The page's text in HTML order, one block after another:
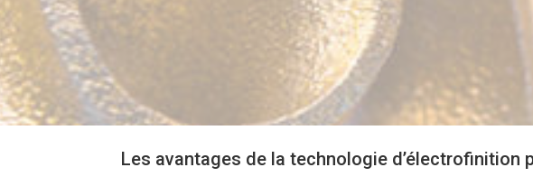
Les avantages de la technologie d’électrofinition